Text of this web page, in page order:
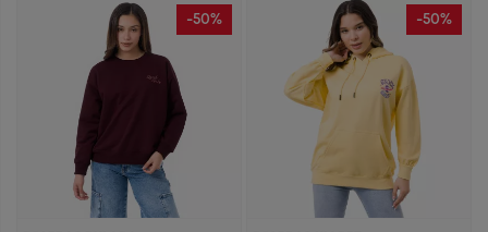
-50% -50%